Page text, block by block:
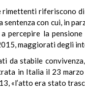
riferiscono
sentenza con cui, in
percepire la
maggiorati degli
da stabile
in Italia il 23
«l’atto era stato